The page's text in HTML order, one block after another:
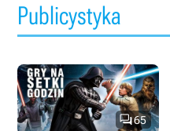
Publicystyka
65